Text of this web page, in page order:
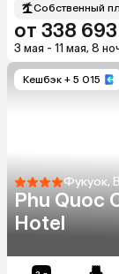
Собственный
от 338
3 мая - 11 мая, 8
Кешбэк + 5 015
Фукуок,
Phu Quoc
Hotel